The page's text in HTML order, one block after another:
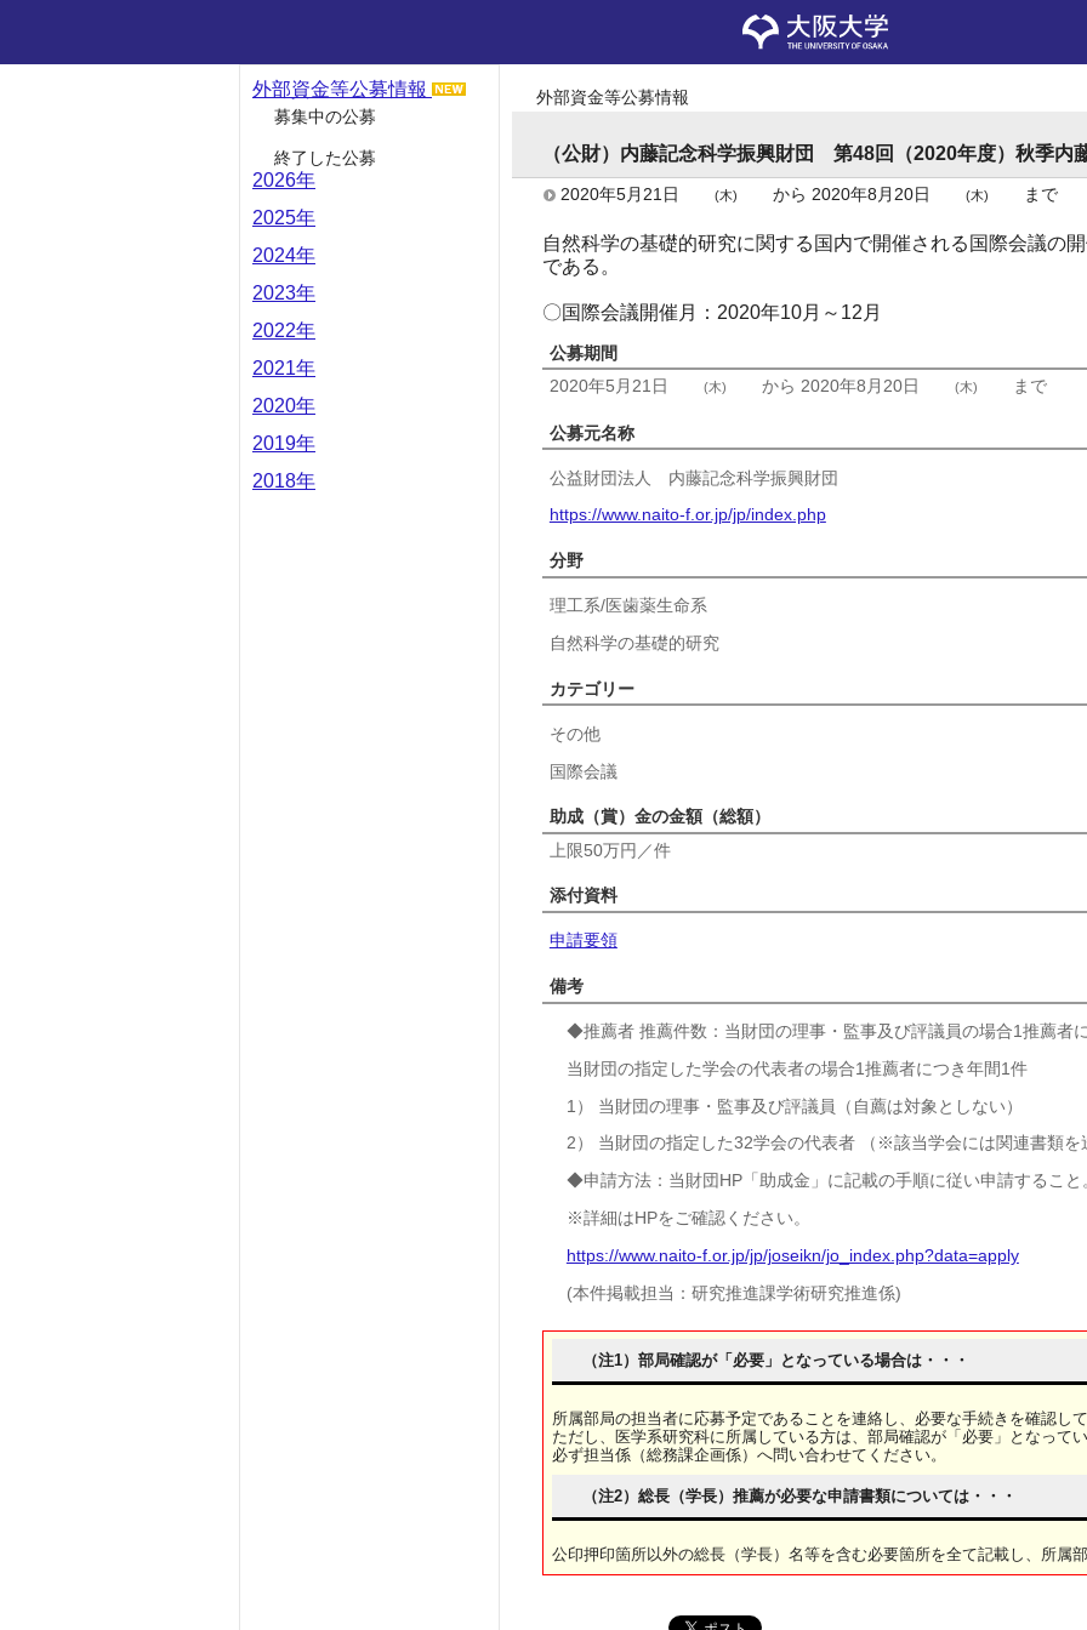
外部資金等公募情報
募集中の公募
終了した公募
2026年
2025年
2024年
2023年
2022年
2021年
2020年
2019年
2018年
外部資金等公募情報
（公財）内藤記念科学振興財団 第48回（2020年度）秋季内
2020年5月21日 (木) から 2020年8月20日 (木) まで
自然科学の基礎的研究に関する国内で開催される国際会議の
である。
〇国際会議開催月：2020年10月～12月
公募期間
2020年5月21日
(木) から 2020年8月20日 (木) まで
公募元名称
公益財団法人 内藤記念科学振興財団
https://www.naito-f.or.jp/jp/index.php
分野
理工系/医歯薬生命系
自然科学の基礎的研究
カテゴリー
その他
国際会議
助成（賞）金の金額（総額）
上限50万円／件
添付資料
申請要領
備考
◆推薦者 推薦件数：当財団の理事・監事及び評議員の場合1推薦者
当財団の指定した学会の代表者の場合1推薦者につき年間1件
1） 当財団の理事・監事及び評議員（自薦は対象としない）
2） 当財団の指定した32学会の代表者 （※該当学会には関連書類を
◆申請方法：当財団HP「助成金」に記載の手順に従い申請すること
※詳細はHPをご確認ください。
https://www.naito-f.or.jp/jp/joseikn/jo_index.php?data=apply
(本件掲載担当：研究推進課学術研究推進係)
（注1）部局確認が「必要」となっている場合は・・・
所属部局の担当者に応募予定であることを連絡し、必要な手続きを確認して
ただし、医学系研究科に所属している方は、部局確認が「必要」となって
必ず担当係（総務課企画係）へ問い合わせてください。
（注2）総長（学長）推薦が必要な申請書類については・・・
公印押印箇所以外の総長（学長）名等を含む必要箇所を全て記載し、所属